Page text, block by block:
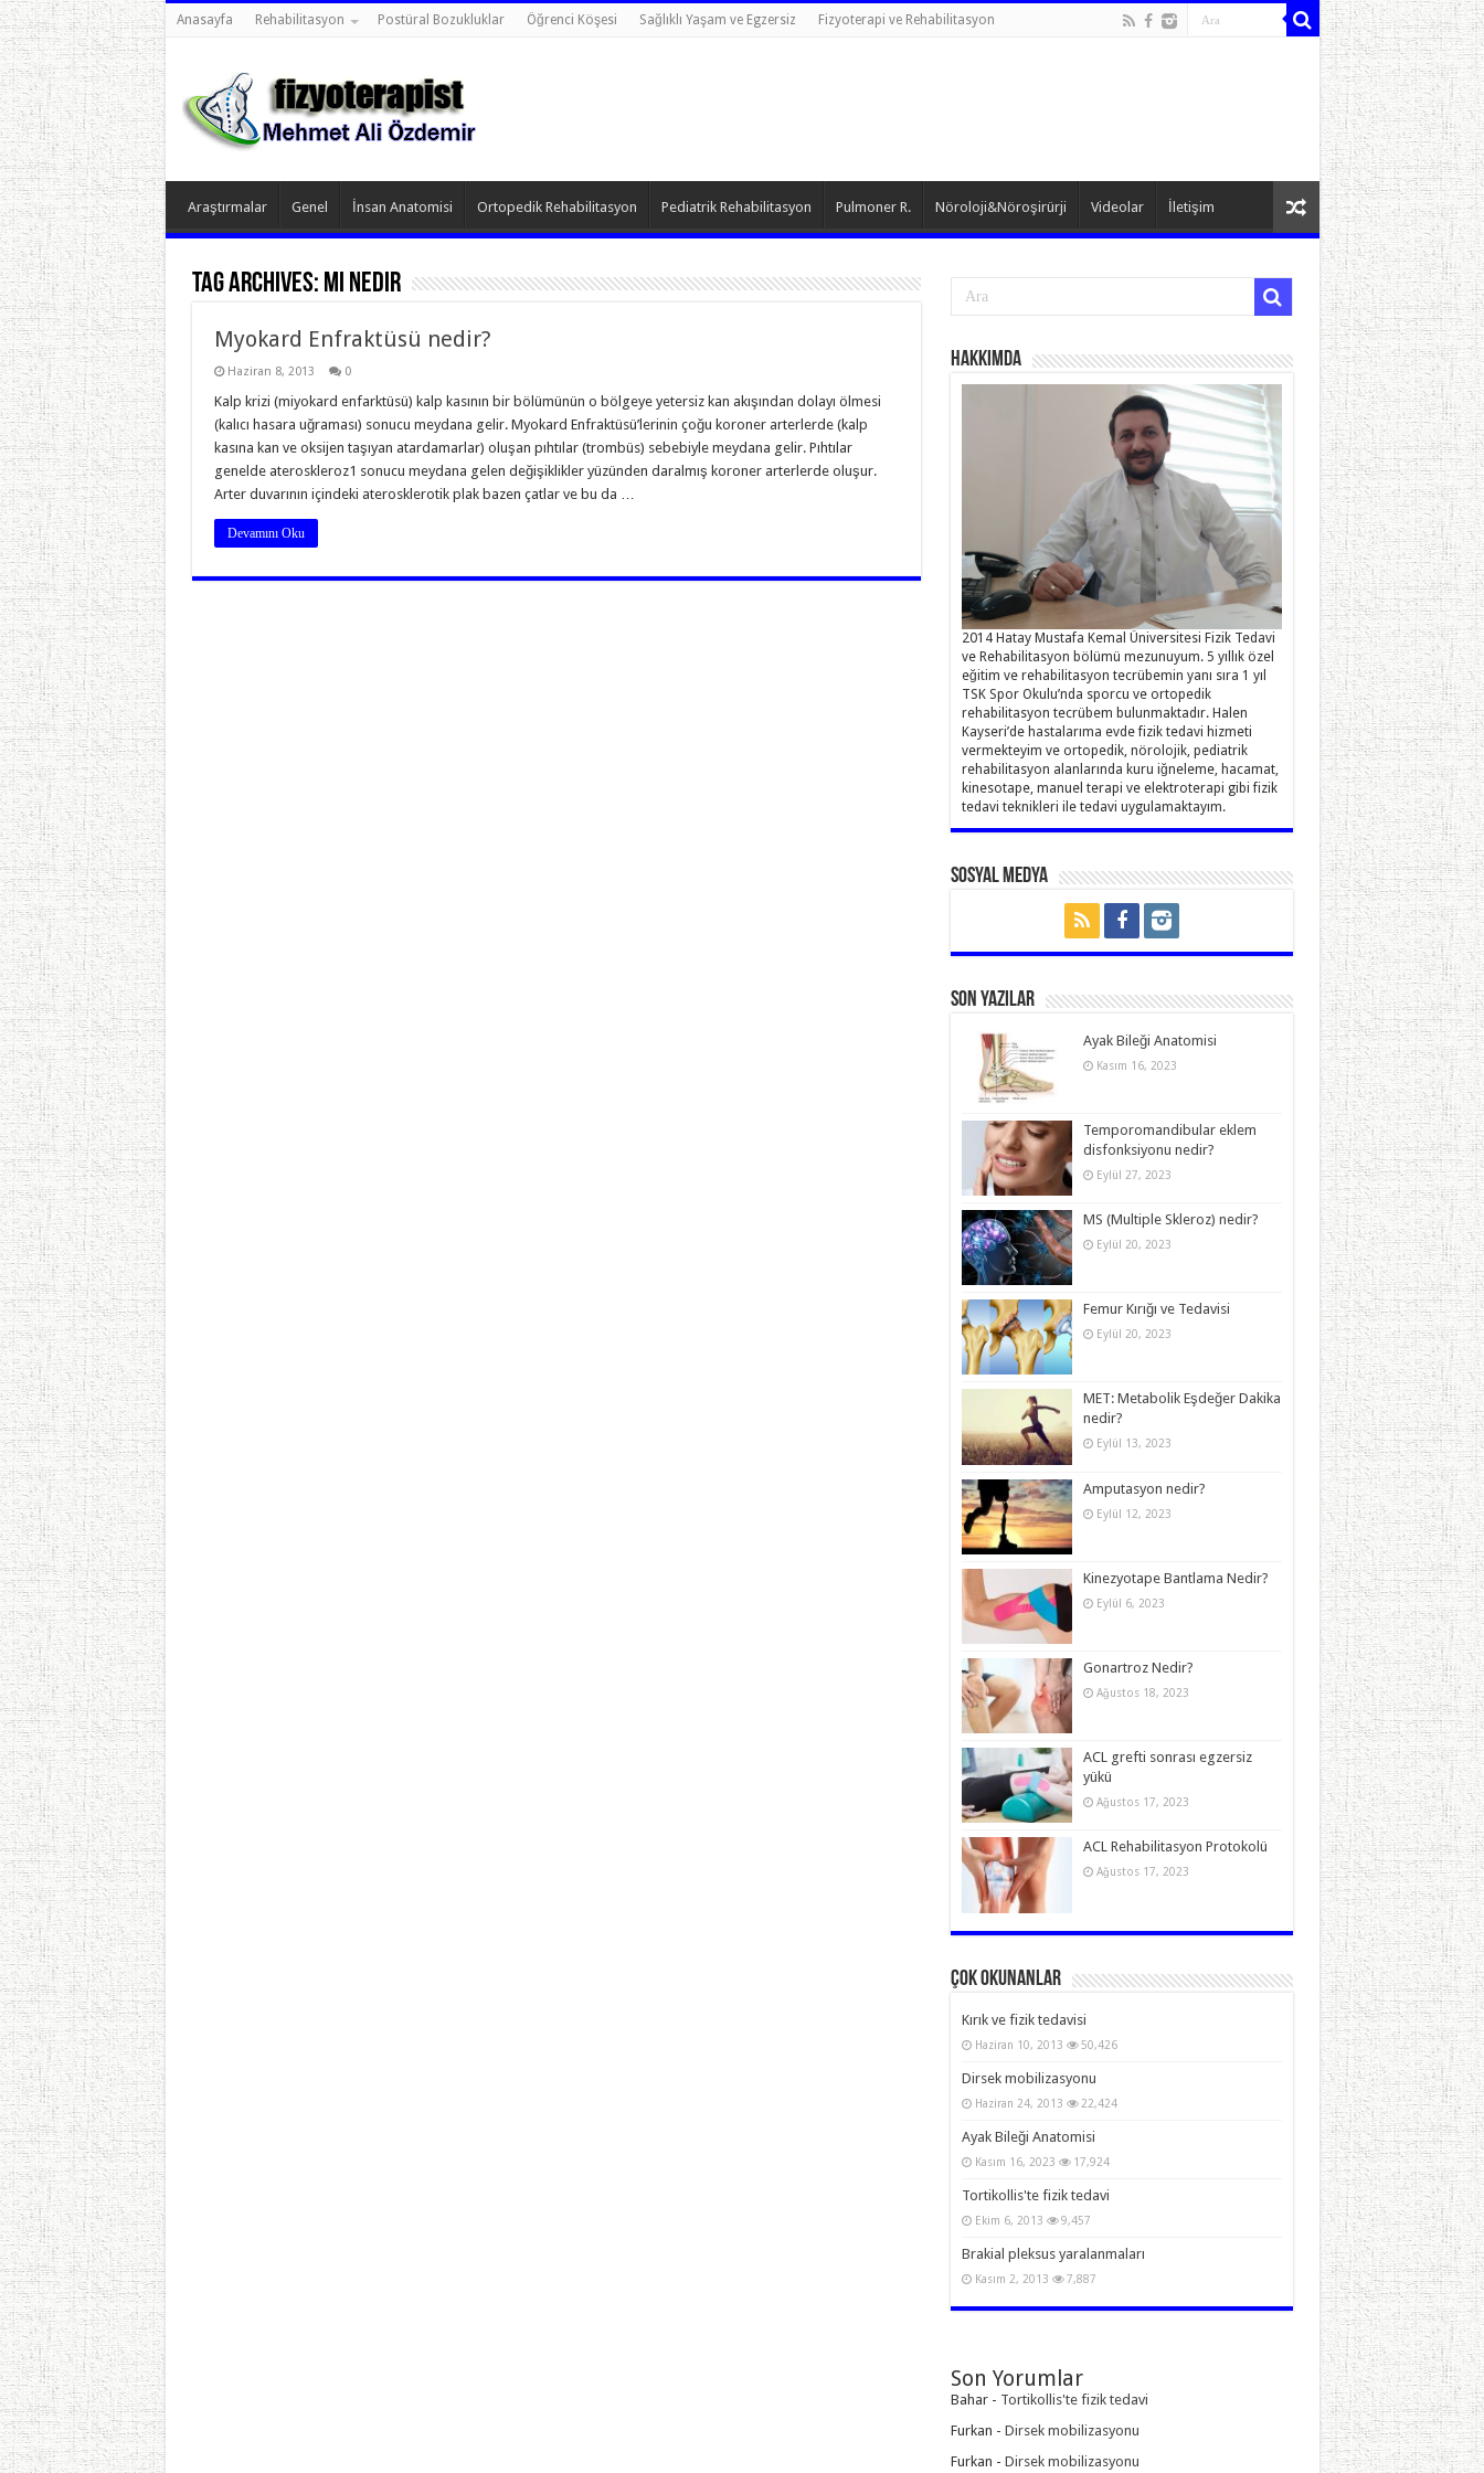
Anasayfa Rehabilitasyon Postüral Bozukluklar Öğrenci Köşesi Sağlıklı Yaşam ve Egzersiz Fizyoterapi ve Rehabilitasyon
Araştırmalar Genel İnsan Anatomisi Ortopedik Rehabilitasyon Pediatrik Rehabilitasyon Pulmoner R. Nöroloji&Nöroşirürji Videolar İletişim
Tag Archives: MI nedir
Myokard Enfraktüsü nedir?
Haziran 8, 2013 0
Kalp krizi (miyokard enfarktüsü) kalp kasının bir bölümünün o bölgeye yetersiz kan akışından dolayı ölmesi
(kalıcı hasara uğraması) sonucu meydana gelir. Myokard Enfraktüsü’lerinin çoğu koroner arterlerde (kalp
kasına kan ve oksijen taşıyan atardamarlar) oluşan pıhtılar (trombüs) sebebiyle meydana gelir. Pıhtılar
genelde ateroskleroz1 sonucu meydana gelen değişiklikler yüzünden daralmış koroner arterlerde oluşur.
Arter duvarının içindeki aterosklerotik plak bazen çatlar ve bu da …
Devamını Oku
Hakkımda
2014 Hatay Mustafa Kemal Üniversitesi Fizik Tedavi
ve Rehabilitasyon bölümü mezunuyum. 5 yıllık özel
eğitim ve rehabilitasyon tecrübemin yanı sıra 1 yıl
TSK Spor Okulu’nda sporcu ve ortopedik
rehabilitasyon tecrübem bulunmaktadır. Halen
Kayseri’de hastalarıma evde fizik tedavi hizmeti
vermekteyim ve ortopedik, nörolojik, pediatrik
rehabilitasyon alanlarında kuru iğneleme, hacamat,
kinesotape, manuel terapi ve elektroterapi gibi fizik
tedavi teknikleri ile tedavi uygulamaktayım.
Sosyal Medya
Son Yazılar
Ayak Bileği Anatomisi
Kasım 16, 2023
Temporomandibular eklem
disfonksiyonu nedir?
Eylül 27, 2023
MS (Multiple Skleroz) nedir?
Eylül 20, 2023
Femur Kırığı ve Tedavisi
Eylül 20, 2023
MET: Metabolik Eşdeğer Dakika
nedir?
Eylül 13, 2023
Amputasyon nedir?
Eylül 12, 2023
Kinezyotape Bantlama Nedir?
Eylül 6, 2023
Gonartroz Nedir?
Ağustos 18, 2023
ACL grefti sonrası egzersiz
yükü
Ağustos 17, 2023
ACL Rehabilitasyon Protokolü
Ağustos 17, 2023
Çok Okunanlar
Kırık ve fizik tedavisi
Haziran 10, 2013 50,426
Dirsek mobilizasyonu
Haziran 24, 2013 22,424
Ayak Bileği Anatomisi
Kasım 16, 2023 17,924
Tortikollis'te fizik tedavi
Ekim 6, 2013 9,457
Brakial pleksus yaralanmaları
Kasım 2, 2013 7,887
Son Yorumlar
Bahar- Tortikollis'te fizik tedavi
Furkan - Dirsek mobilizasyonu
Furkan - Dirsek mobilizasyonu